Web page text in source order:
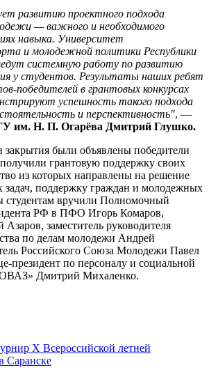
развитию проектного подхода
— важного и необходимого
навыка. Университет
и молодежной политики Республики
системную работу по развитию
у студентов. Результаты наших ребят
победителей в грантовых конкурсах
успешность такого подхода
и перспективность", —
им. Н. П. Огарёва Дмитрий Глушко.
были объявлены победители
грантовую поддержку своих
из которых направлены на решение
задач, поддержку граждан и молодежных
студентам вручили Полномочный
РФ в ПФО Игорь Комаров,
заместитель руководителя
по делам молодежи Андрей
Российского Союза Молодежи Павел
президент по персоналу и социальной
Дмитрий Михаленко.
X Всероссийской летней
Саранске